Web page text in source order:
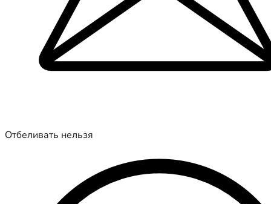
Отбеливать нельзя